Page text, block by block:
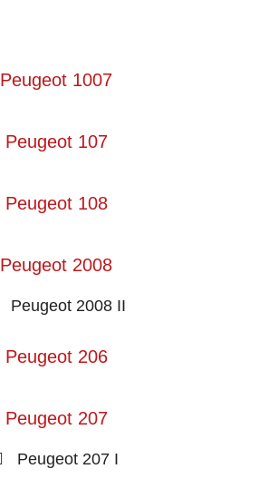
Peugeot 1007
Peugeot 107
Peugeot 108
Peugeot 2008
Peugeot 2008 II
Peugeot 206
Peugeot 207
Peugeot 207 I